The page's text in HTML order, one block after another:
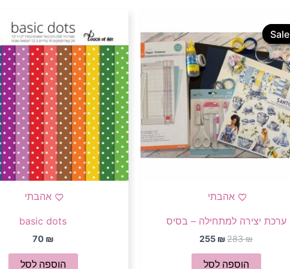
Sale
אהבתי
Sale
ערכת יצירה למתחילה – בסיס
283₪
היה:
283 ₪.
255 ₪
הוא:
255 ₪.
הוספה לסל
אהבתי
basic dots
70 ₪
הוספה לסל